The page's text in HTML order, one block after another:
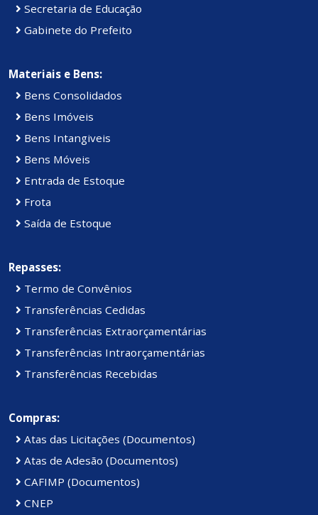
Secretaria de Educação
Gabinete do Prefeito
Materiais e Bens:
Bens Consolidados
Bens Imóveis
Bens Intangiveis
Bens Móveis
Entrada de Estoque
Frota
Saída de Estoque
Repasses:
Termo de Convênios
Transferências Cedidas
Transferências Extraorçamentárias
Transferências Intraorçamentárias
Transferências Recebidas
Compras:
Atas das Licitações (Documentos)
Atas de Adesão (Documentos)
CAFIMP (Documentos)
CNEP